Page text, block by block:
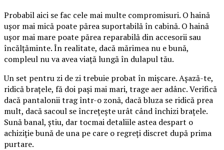
Probabil aici se fac cele mai multe compromisuri. O haină
ușor mai mică poate părea suportabilă în cabină. O haină
ușor mai mare poate părea reparabilă din accesorii sau
încălțăminte. În realitate, dacă mărimea nu e bună,
compleul nu va avea viață lungă în dulapul tău.
Un set pentru zi de zi trebuie probat în mișcare. Așază-te,
ridică brațele, fă doi pași mai mari, trage aer adânc. Verifică
dacă pantalonii trag într-o zonă, dacă bluza se ridică prea
mult, dacă sacoul se încrețește urât când închizi brațele.
Sună banal, știu, dar tocmai detaliile astea despart o
achiziție bună de una pe care o regreți discret după prima
purtare.